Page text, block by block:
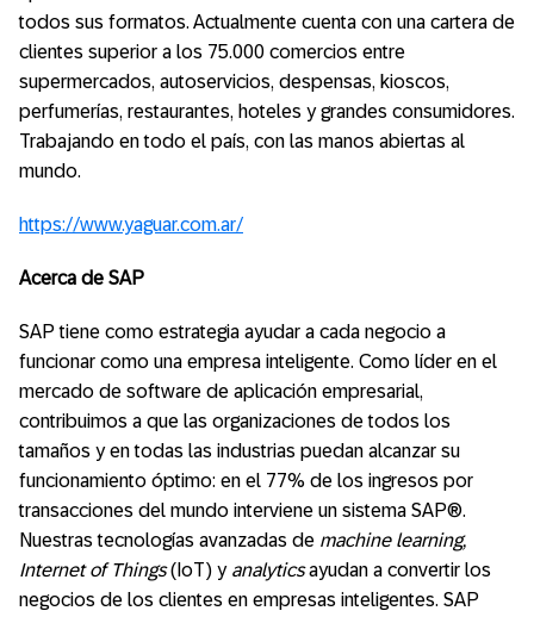
todos sus formatos. Actualmente cuenta con una cartera de
clientes superior a los 75.000 comercios entre
supermercados, autoservicios, despensas, kioscos,
perfumerías, restaurantes, hoteles y grandes consumidores.
Trabajando en todo el país, con las manos abiertas al
mundo.
https://www.yaguar.com.ar/
Acerca de SAP
SAP tiene como estrategia ayudar a cada negocio a
funcionar como una empresa inteligente. Como líder en el
mercado de software de aplicación empresarial,
contribuimos a que las organizaciones de todos los
tamaños y en todas las industrias puedan alcanzar su
funcionamiento óptimo: en el 77% de los ingresos por
transacciones del mundo interviene un sistema SAP®.
Nuestras tecnologías avanzadas de machine learning,
Internet of Things(IoT) y analyticsayudan a convertir los
negocios de los clientes en empresas inteligentes. SAP